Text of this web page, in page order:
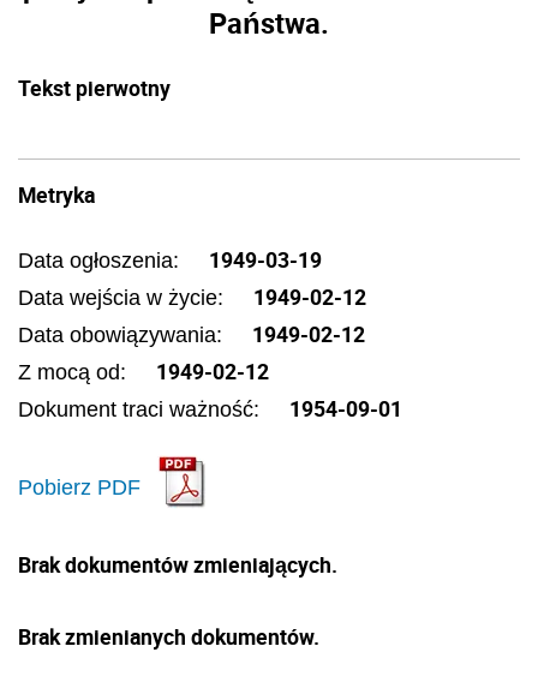
Państwa.
Tekst pierwotny
Metryka
Data ogłoszenia: 1949-03-19
Data wejścia w życie: 1949-02-12
Data obowiązywania: 1949-02-12
Z mocą od: 1949-02-12
Dokument traci ważność: 1954-09-01
Pobierz PDF
Brak dokumentów zmieniających.
Brak zmienianych dokumentów.